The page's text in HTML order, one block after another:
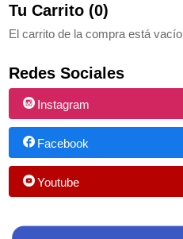
Tu Carrito (0)
El carrito de la compra está vacío
Redes Sociales
Instagram
Facebook
Youtube